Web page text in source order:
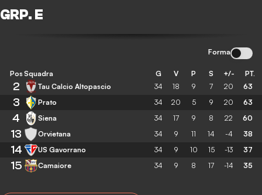
GRP. E
Forma
Pos Squadra G V P S +/- PT.
2 Tau Calcio Altopascio 34 18 9 7 20 63
3 Prato 34 20 5 9 20 63
4 Siena 34 17 9 8 22 60
13 Orvietana 34 9 11 14 -4 38
14 US Gavorrano 34 9 10 15 -13 37
15 Camaiore 34 9 8 17 -14 35